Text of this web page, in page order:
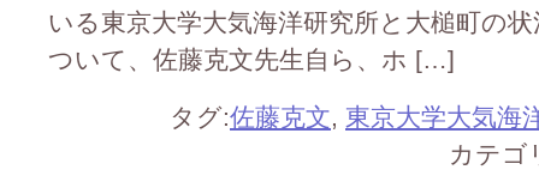
いる東京大学大気海洋研究所と大槌町の
ついて、佐藤克文先生自ら、ホ […]
タグ:佐藤克文, 東京大学大気海
カテゴ